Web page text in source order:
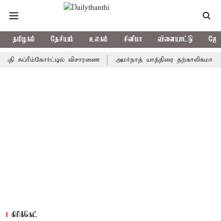
தமிழகம் தேசியம் உலகம் சினிமா விளையாட்டு
விசாரணை அமர்நாத் யாத்திரை தற்காலிகமாக நிறுத்தம்
கிரிக்கெட்